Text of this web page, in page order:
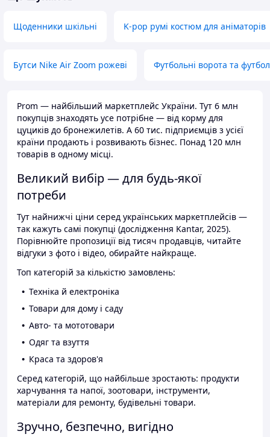
Щоденники шкільні K-pop румі костюм для аніматорів
Бутси Nike Air Zoom рожеві Футбольні ворота та
Prom — найбільший маркетплейс України. Тут 6 млн
покупців знаходять усе потрібне — від корму для
цуциків до бронежилетів. А 60 тис. підприємців з усієї
країни продають і розвивають бізнес. Понад 120 млн
товарів в одному місці.
Великий вибір — для будь-якої
потреби
Тут найнижчі ціни серед українських маркетплейсів —
так кажуть самі покупці (дослідження Kantar, 2025).
Порівнюйте пропозиції від тисяч продавців, читайте
відгуки з фото і відео, обирайте найкраще.
Топ категорій за кількістю замовлень:
Техніка й електроніка
Товари для дому і саду
Авто- та мототовари
Одяг та взуття
Краса та здоров'я
Серед категорій, що найбільше зростають: продукти
харчування та напої, зоотовари, інструменти,
матеріали для ремонту, будівельні товари.
Зручно, безпечно, вигідно